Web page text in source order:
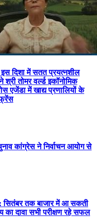
दिशा में सतत प्रयत्नशील
श्री तोमर वर्ल्ड इकॉनोमिक
एजेंडा में खाद्य प्रणालियों के
कांग्रेस ने निर्वाचन आयोग से
सितंबर तक बाजार में आ सकती
का दावा सभी परीक्षण रहे सफल